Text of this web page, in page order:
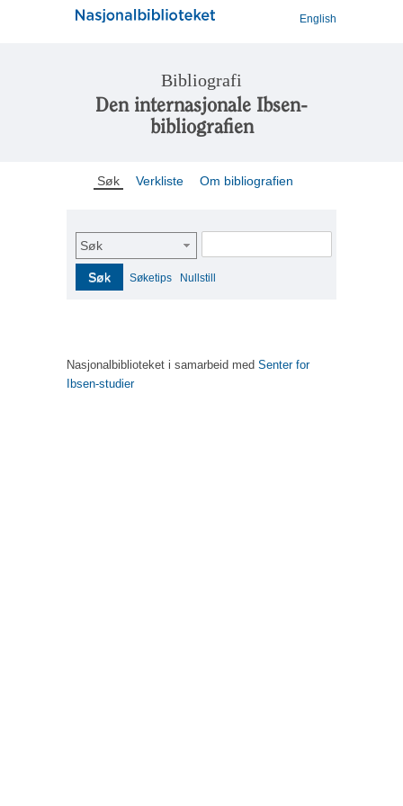
English
Bibliografi
Den internasjonale Ibsen-
bibliografien
Søk Verkliste Om bibliografien
Søk
Søk Søketips Nullstill
Nasjonalbiblioteket i samarbeid med Senter for
Ibsen-studier